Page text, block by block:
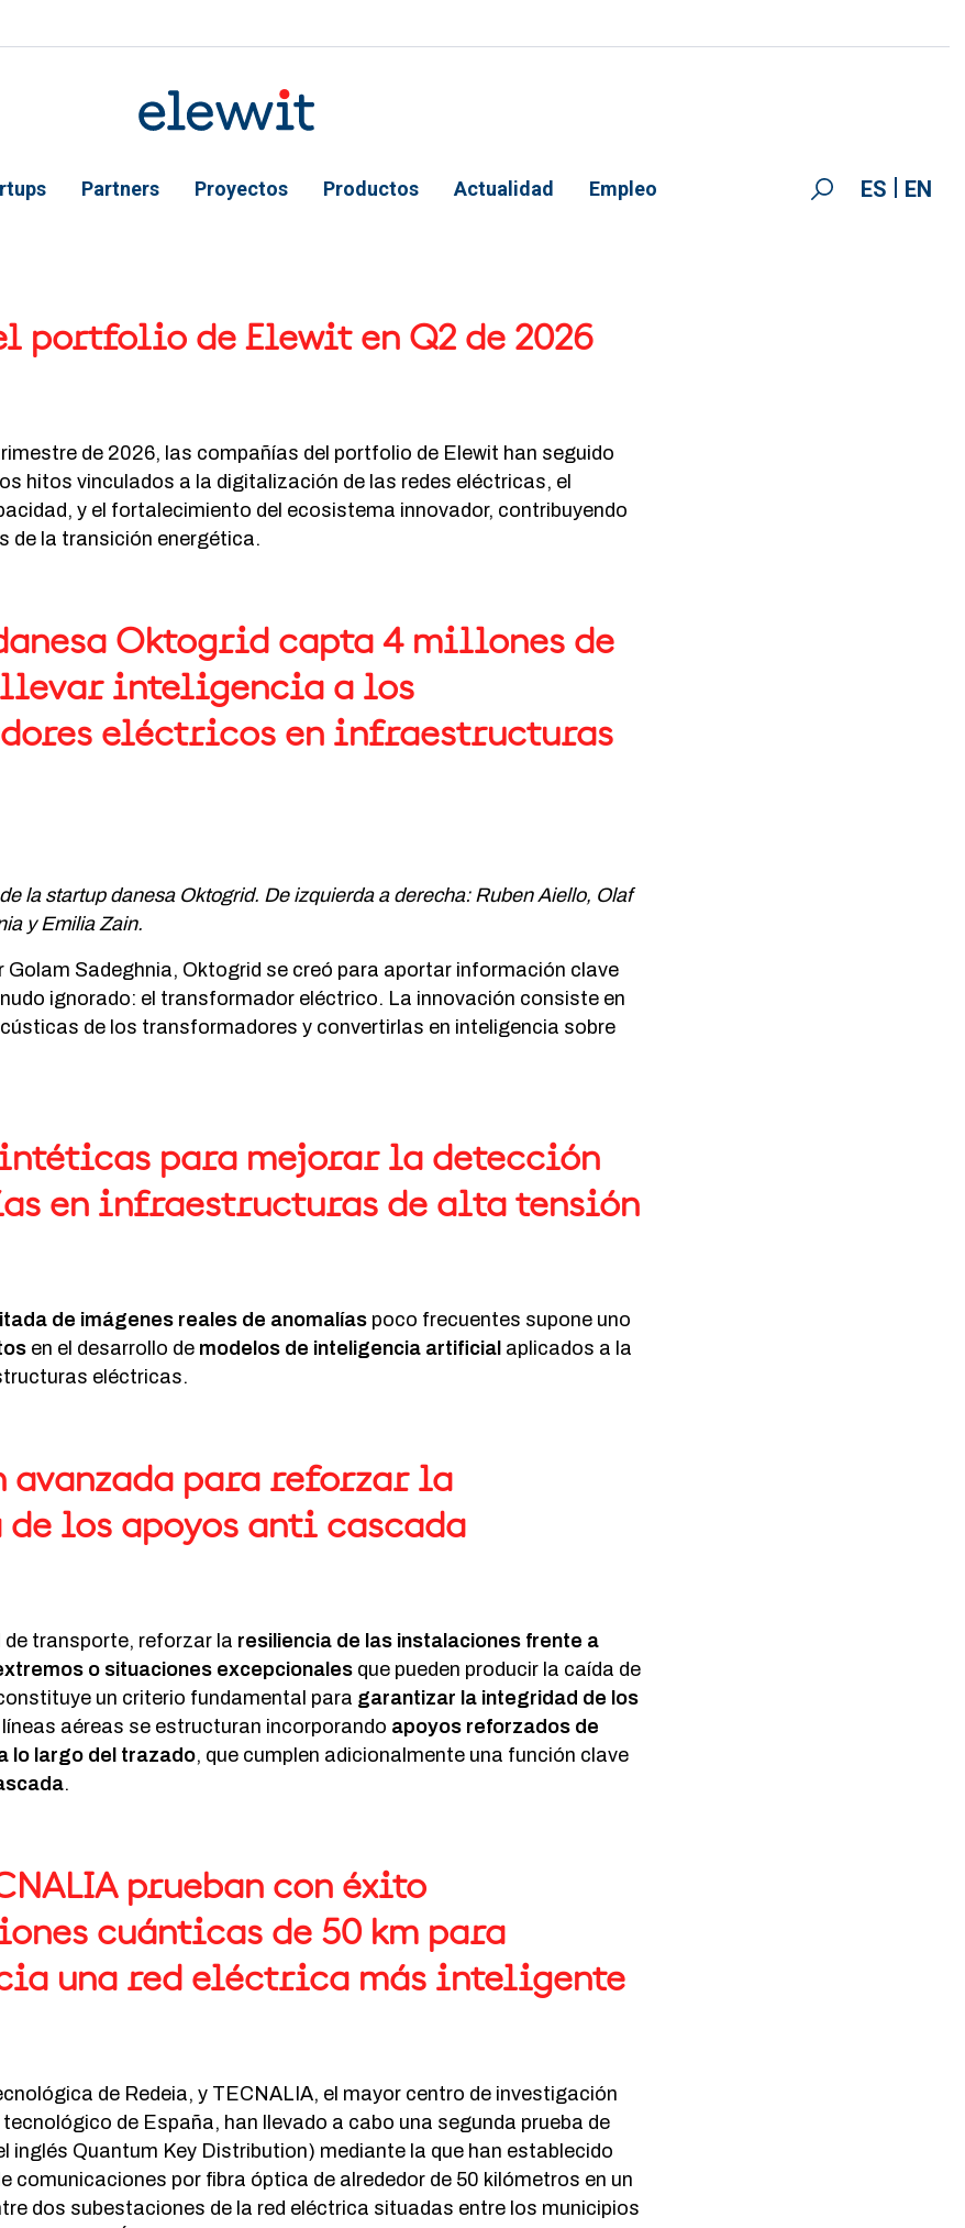
ES EN
Partners Proyectos Productos Actualidad Empleo
a la navegación
portfolio de Elewit en Q2 de 2026
de 2026, las compañías del portfolio de Elewit han seguido
hitos vinculados a la digitalización de las redes eléctricas, el
y el fortalecimiento del ecosistema innovador, contribuyendo
de la transición energética.
Oktogrid capta 4 millones de
llevar inteligencia a los
eléctricos en infraestructuras
la startup danesa Oktogrid. De izquierda a derecha: Ruben Aiello, Olaf
y Emilia Zain.
Golam Sadeghnia, Oktogrid se creó para aportar información clave
ignorado: el transformador eléctrico. La innovación consiste en
de los transformadores y convertirlas en inteligencia sobre
para mejorar la detección
en infraestructuras de alta tensión
de imágenes reales de anomalías poco frecuentes supone uno
en el desarrollo de modelos de inteligencia artificial aplicados a la
eléctricas.
avanzada para reforzar la
los apoyos anti cascada
de transporte, reforzar la resiliencia de las instalaciones frente a
o situaciones excepcionales que pueden producir la caída de
un criterio fundamental para garantizar la integridad de los
aéreas se estructuran incorporando apoyos reforzados de
lo largo del trazado, que cumplen adicionalmente una función clave
.
prueban con éxito
cuánticas de 50 km para
una red eléctrica más inteligente
de Redeia, y TECNALIA, el mayor centro de investigación
de España, han llevado a cabo una segunda prueba de
inglés Quantum Key Distribution) mediante la que han establecido
comunicaciones por fibra óptica de alrededor de 50 kilómetros en un
dos subestaciones de la red eléctrica situadas entre los municipios